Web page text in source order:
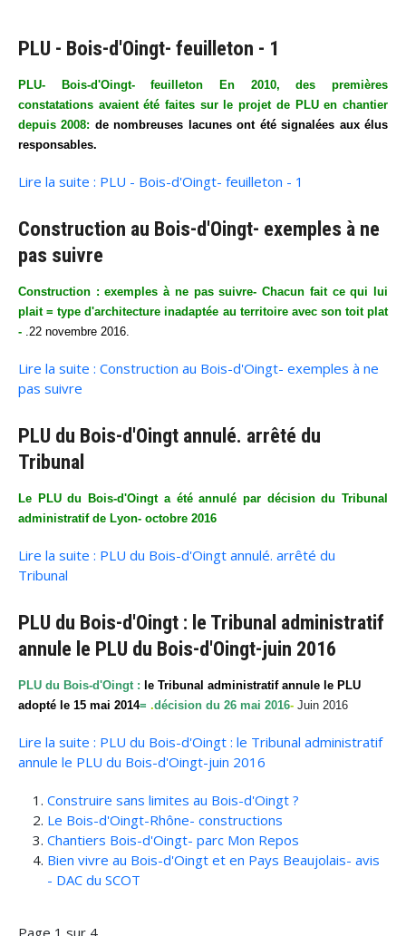
PLU - Bois-d'Oingt- feuilleton - 1
PLU- Bois-d'Oingt- feuilleton En 2010, des premières
constatations avaient été faites sur le projet de PLU en chantier
depuis 2008: de nombreuses lacunes ont été signalées aux élus
responsables.
Lire la suite : PLU - Bois-d'Oingt- feuilleton - 1
Construction au Bois-d'Oingt- exemples à ne
pas suivre
Construction : exemples à ne pas suivre- Chacun fait ce qui lui
plait = type d'architecture inadaptée au territoire avec son toit plat
- .22 novembre 2016.
Lire la suite : Construction au Bois-d'Oingt- exemples à ne
pas suivre
PLU du Bois-d'Oingt annulé. arrêté du
Tribunal
Le PLU du Bois-d'Oingt a été annulé par décision du Tribunal
administratif de Lyon- octobre 2016
Lire la suite : PLU du Bois-d'Oingt annulé. arrêté du
Tribunal
PLU du Bois-d'Oingt : le Tribunal administratif
annule le PLU du Bois-d'Oingt-juin 2016
PLU du Bois-d'Oingt : le Tribunal administratif annule le PLU
adopté le 15 mai 2014= .décision du 26 mai 2016- Juin 2016
Lire la suite : PLU du Bois-d'Oingt : le Tribunal administratif
annule le PLU du Bois-d'Oingt-juin 2016
Construire sans limites au Bois-d'Oingt ?
Le Bois-d'Oingt-Rhône- constructions
Chantiers Bois-d'Oingt- parc Mon Repos
Bien vivre au Bois-d'Oingt et en Pays Beaujolais- avis
- DAC du SCOT
Page 1 sur 4